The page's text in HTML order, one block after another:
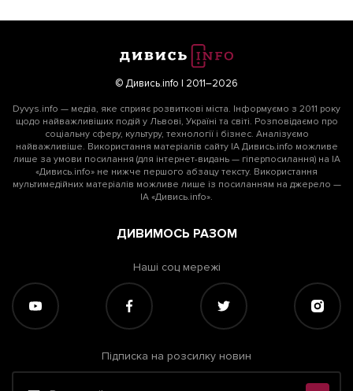
© Дивись.info | 2011–2026
Dyvys.info — медіа, яке сприяє розвиткові міста. Інформуємо з 2011 року
щодо найважливіших подій у Львові, Україні та світі. Розповідаємо про
соціальну сферу, культуру, технології і бізнес. Аналізуємо
найважливіше. Використання матеріалів сайту ІА Дивись.info можливе
лише за умови посилання (для інтернет-видань — гіперпосилання) на ІА
«Дивись.info» не нижче першого абзацу тексту. Використання
мультимедійних матеріалів можливе лише із посиланням на джерело —
ІА «Дивись.info».
ДИВИМОСЬ РАЗОМ
Наші соц мережі
Підписка на розсилку новин